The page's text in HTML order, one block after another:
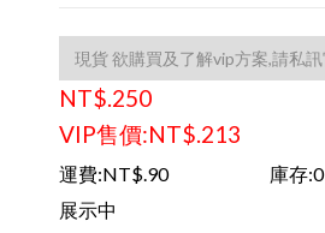
NT$.250
VIP售價:NT$.213
運費:NT$.90
庫存:0
展示中